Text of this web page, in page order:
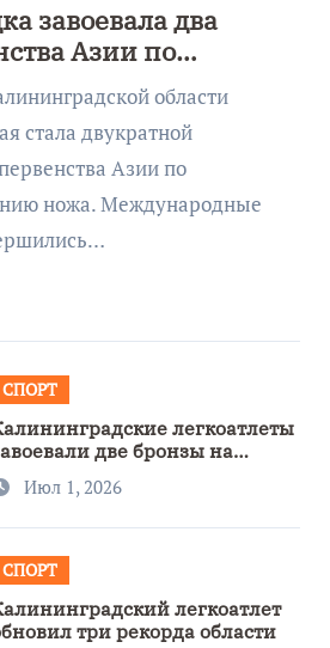
завоевала два
Азии по
области
стала двукратной
Азии по
ножа. Международные
СПОРТ
легкоатлеты
две бронзы на
России
Июл 1, 2026
СПОРТ
легкоатлет
три рекорда области